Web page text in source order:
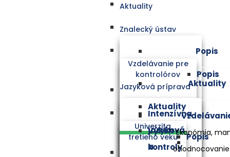
Aktuality
Znalecký ústav
Popis
Aktuality
Ekonómia,
Vzdelávanie pre
kontrolórov
Popis
Aktuality
Výkon
kontroly
Jazyková príprava
Intenzívna
jazyková
a
Univerzita
tretieho veku
Popis